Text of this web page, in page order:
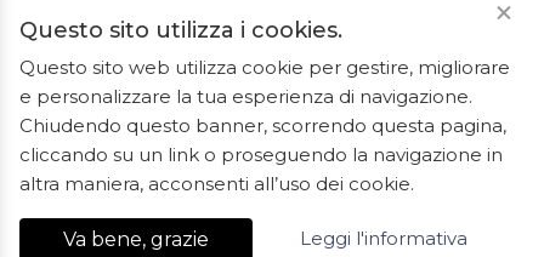
2023 © Tutti i diritti riservati. ArredoBagno.shop è un
marchio registrato.
Ceramiche Marrocco - Via Ponte Gagliardo 34 - 04022
Questo sito utilizza i cookies.
Questo sito web utilizza cookie per gestire, migliorare
e personalizzare la tua esperienza di navigazione.
Chiudendo questo banner, scorrendo questa pagina,
cliccando su un link o proseguendo la navigazione in
altra maniera, acconsenti all’uso dei cookie.
Va bene, grazie Leggi l'informativa